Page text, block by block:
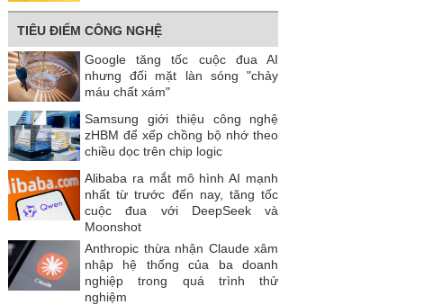
TIÊU ĐIỂM CÔNG NGHỆ
Google tăng tốc cuộc đua AI
nhưng đối mặt làn sóng "chảy
máu chất xám"
Samsung giới thiệu công nghệ
zHBM để xếp chồng bộ nhớ theo
chiều dọc trên chip logic
Alibaba ra mắt mô hình AI mạnh
nhất từ trước đến nay, tăng tốc
cuộc đua với DeepSeek và
Moonshot
Anthropic thừa nhận Claude xâm
nhập hệ thống của ba doanh
nghiệp trong quá trình thử
nghiệm